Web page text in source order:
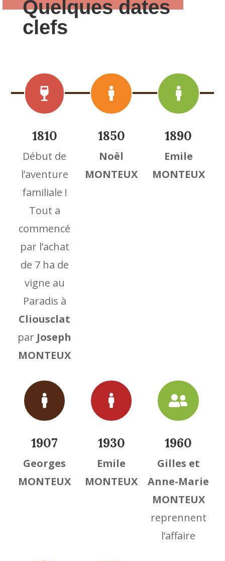
Quelques dates
clefs

1810
Début de
l’aventure
familiale !
Tout a
commencé
par l’achat
de 7 ha de
vigne au
Paradis à
Cliousclat
par Joseph
MONTEUX

1850
Noël
MONTEUX

1890
Emile
MONTEUX

1907
Georges
MONTEUX

1930
Emile
MONTEUX

1960
Gilles et
Anne-Marie
MONTEUX
reprennent
l’affaire